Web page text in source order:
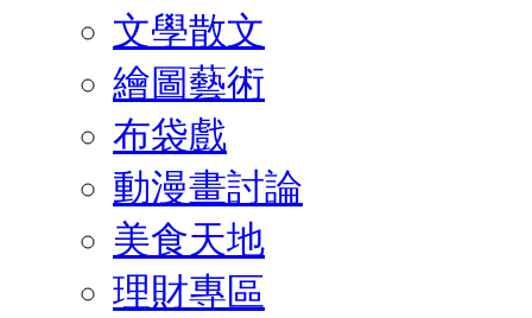
文學散文
繪圖藝術
布袋戲
動漫畫討論
美食天地
理財專區